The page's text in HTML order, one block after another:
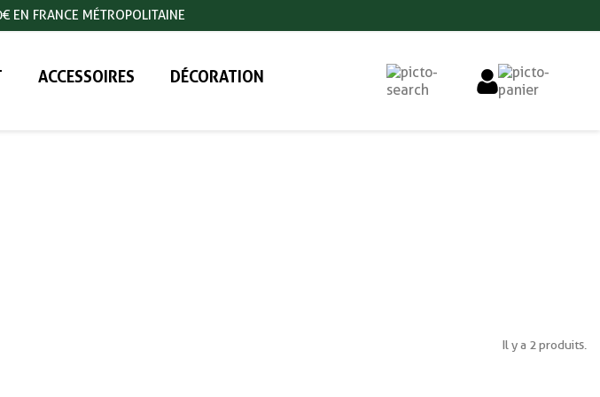
EN FRANCE MÉTROPOLITAINE
ACCESSOIRES
DÉCORATION
Il y a 2 produits.